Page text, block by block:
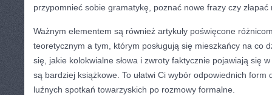
przypomnieć sobie gramatykę, poznać nowe frazy czy
Ważnym elementem są również artykuły poświęcone
teoretycznym a tym, którym posługują się mieszkańcy na co
się, jakie kolokwialne słowa i zwroty faktycznie pojawiają się
są bardziej książkowe. To ułatwi Ci wybór odpowiednich form
luźnych spotkań towarzyskich po rozmowy formalne.